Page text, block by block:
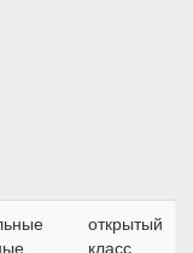
открытый
класс